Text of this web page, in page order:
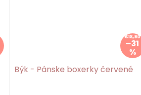
€18,90
–31
%
Býk - Pánske boxerky červené